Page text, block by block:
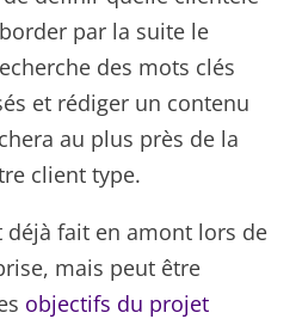
par la suite le
des mots clés
et rédiger un contenu
au plus près de la
client type.
déjà fait en amont lors de
mais peut être
objectifs du projet